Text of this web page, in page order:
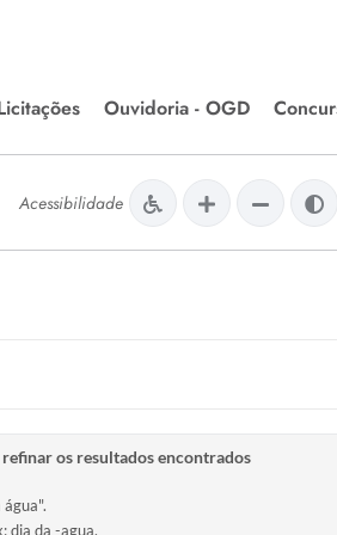
Licitações
Públicos
Ouvidoria - OGD
Meio Ambiente
Normas Jurídicas
Acessibilidade
refinar os resultados encontrados
dia da -agua.